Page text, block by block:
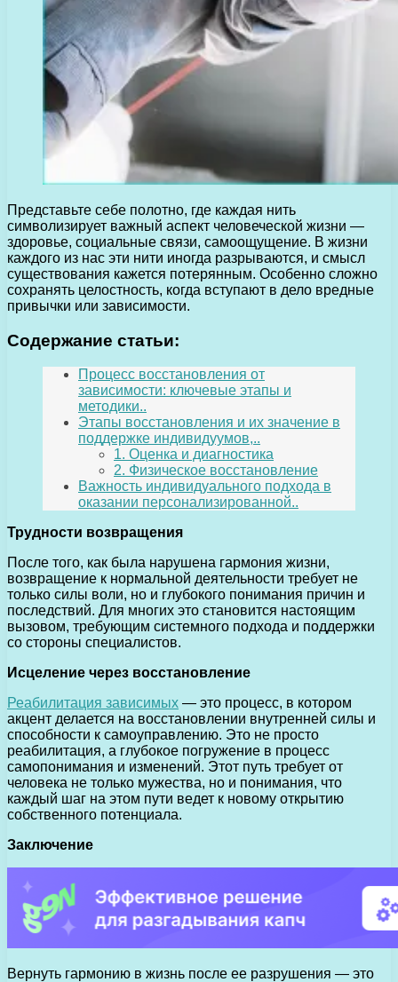
Представьте себе полотно, где каждая нить
символизирует важный аспект человеческой жизни —
здоровье, социальные связи, самоощущение. В жизни
каждого из нас эти нити иногда разрываются, и смысл
существования кажется потерянным. Особенно сложно
сохранять целостность, когда вступают в дело вредные
привычки или зависимости.
Содержание статьи:
Процесс восстановления от
зависимости: ключевые этапы и
методики..
Этапы восстановления и их значение в
поддержке индивидуумов,..
1. Оценка и диагностика
2. Физическое восстановление
Важность индивидуального подхода в
оказании персонализированной..
Трудности возвращения
После того, как была нарушена гармония жизни,
возвращение к нормальной деятельности требует не
только силы воли, но и глубокого понимания причин и
последствий. Для многих это становится настоящим
вызовом, требующим системного подхода и поддержки
со стороны специалистов.
Исцеление через восстановление
Реабилитация зависимых — это процесс, в котором
акцент делается на восстановлении внутренней силы и
способности к самоуправлению. Это не просто
реабилитация, а глубокое погружение в процесс
самопонимания и изменений. Этот путь требует от
человека не только мужества, но и понимания, что
каждый шаг на этом пути ведет к новому открытию
собственного потенциала.
Заключение
Вернуть гармонию в жизнь после ее разрушения — это